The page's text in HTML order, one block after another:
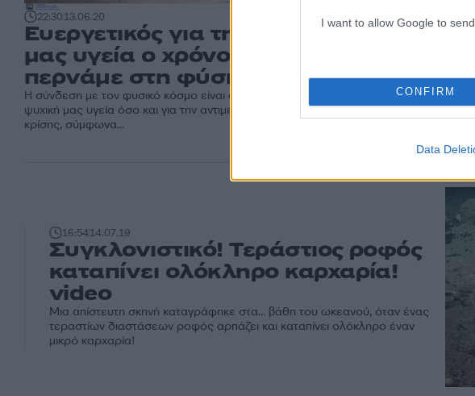
I want to allow Google to
CONFIRM
Data
22:3013.06.20
Ευεργετικός για την ψυχική
μας υγεία ο χρόνος που
περνάμε στη φύση
H σύνδεση με τον φυσικό κόσμο είναι απαραίτητη τόσο για την
ψυχική μας υγεία όσο και για την αντιμετώπιση της κλιματικής
κρίσης, σύμφωνα...
Η
16:5414.07.19
Συγκλονιστικό! Τεράστιος ροφός
καταπίνει ολόκληρο καρχαρία!
video
Μια απίστευτη σκηνή καταγράφηκε στα... βάθη του ωκεανού, όταν ένας
τεραστίων διαστάσεων ροφός αρπάζει και καταπίνει ολόκληρο έναν
μικρό καρχαρία!